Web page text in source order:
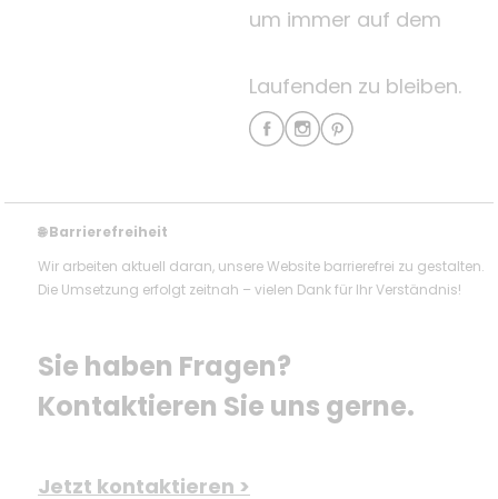
um immer auf dem
Laufenden zu bleiben.
🌐Barrierefreiheit
Wir arbeiten aktuell daran, unsere Website barrierefrei zu gestalten.
Die Umsetzung erfolgt zeitnah – vielen Dank für Ihr Verständnis!
Sie haben Fragen?
Kontaktieren Sie uns gerne.
Jetzt kontaktieren >